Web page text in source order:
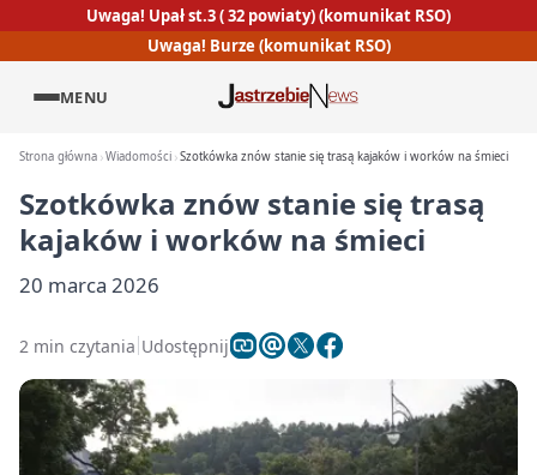
Uwaga! Upał st.3 ( 32 powiaty) (komunikat RSO)
Uwaga! Burze (komunikat RSO)
MENU
Strona główna Wiadomości Szotkówka znów stanie się trasą kajaków i worków na śmieci
Szotkówka znów stanie się trasą
kajaków i worków na śmieci
20 marca 2026
2 min czytania Udostępnij